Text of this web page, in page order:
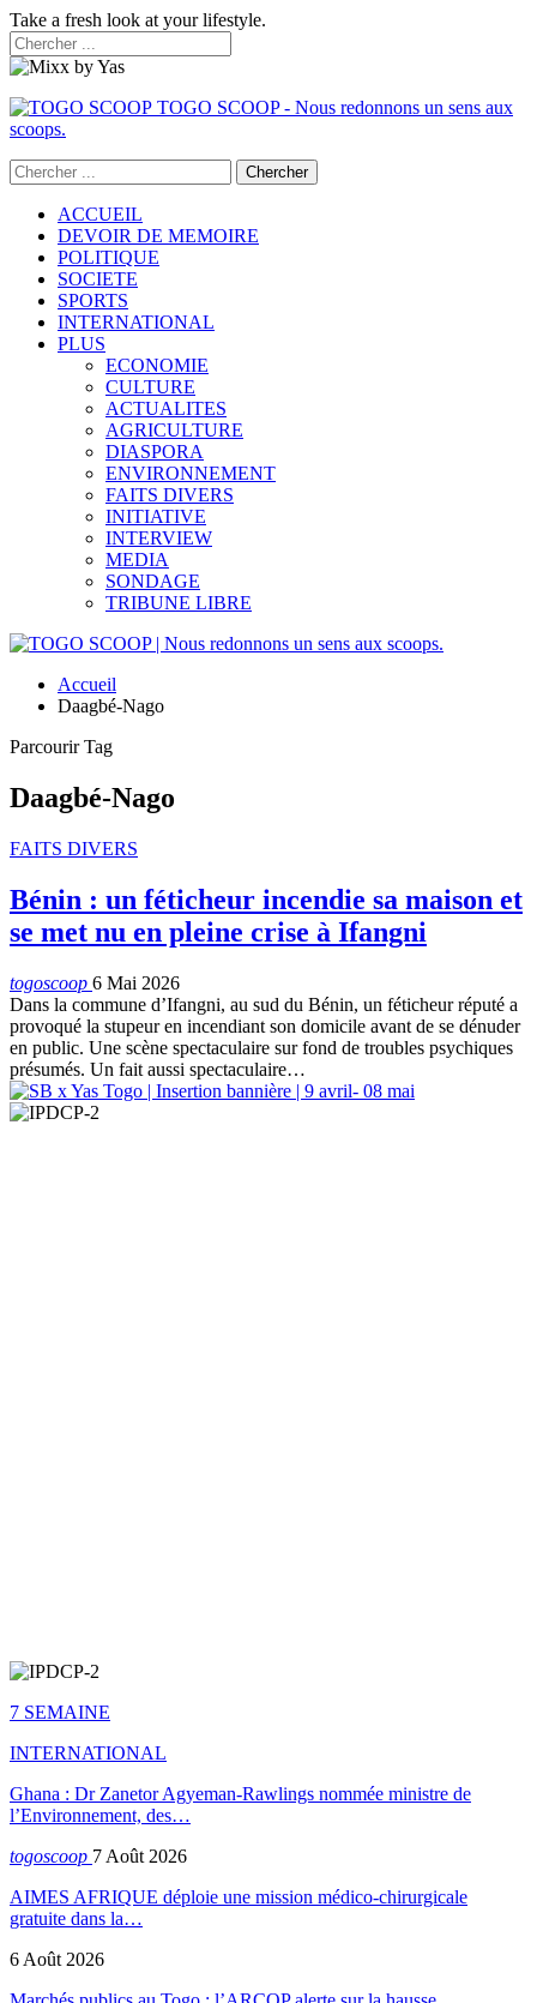
Take a fresh look at your lifestyle.
TOGO SCOOP - Nous redonnons un sens aux
scoops.
ACCUEIL
DEVOIR DE MEMOIRE
POLITIQUE
SOCIETE
SPORTS
INTERNATIONAL
PLUS
ECONOMIE
CULTURE
ACTUALITES
AGRICULTURE
DIASPORA
ENVIRONNEMENT
FAITS DIVERS
INITIATIVE
INTERVIEW
MEDIA
SONDAGE
TRIBUNE LIBRE
Accueil
Daagbé-Nago
Parcourir Tag
Daagbé-Nago
FAITS DIVERS
Bénin : un féticheur incendie sa maison et
se met nu en pleine crise à Ifangni
togoscoop 6 Mai 2026
Dans la commune d’Ifangni, au sud du Bénin, un féticheur réputé a
provoqué la stupeur en incendiant son domicile avant de se dénuder
en public. Une scène spectaculaire sur fond de troubles psychiques
présumés. Un fait aussi spectaculaire…
7 SEMAINE
INTERNATIONAL
Ghana : Dr Zanetor Agyeman-Rawlings nommée ministre de
l’Environnement, des…
togoscoop 7 Août 2026
AIMES AFRIQUE déploie une mission médico-chirurgicale
gratuite dans la…
6 Août 2026